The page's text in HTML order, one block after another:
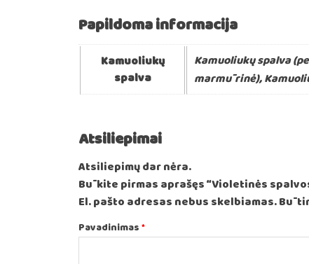
Papildoma informacija
Kamuoliukų
spalva
Kamuoliukų spalva
marmūrinė),
Atsiliepimai
Atsiliepimų dar nėra.
Būkite pirmas aprašęs “Violetinės
El. pašto adresas nebus skelbiamas.
Pavadinimas*